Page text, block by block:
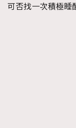
可否找一次積極睡